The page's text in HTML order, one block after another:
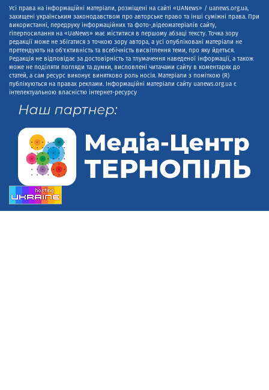
Усі права на інформаційні матеріали, розміщені на сайті «UANews» / uanews.org.ua,
захищені українським законодавством про авторське право та інші суміжні права. При
використанні, передруку інформаційних та фото-,відеоматеріалів сайту,
гіперпосилання на «UaNews» має міститися в першому абзаці тексту. Точка зору
редакції може не збігатися з точкою зору автора, а усі опубліковані матеріали не
претендують на об'єктивність та всебічність висвітлення теми, про яку йдеться.
Редакція не відповідає за достовірність та тлумачення наведеної інформації, а також
може не поділяти погляди та думки, висловлені читачами сайту в коментарях до
статей, а сам ресурс виконує винятково роль носія. Матеріали з поміткою (R)
публікуються на правах реклами. Інформаційні матеріали сайту uanews.org.ua є
інтелектуальною власністю інтернет-ресурсу